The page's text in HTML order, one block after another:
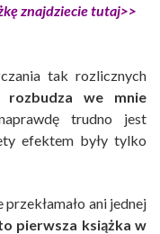
znajdziecie tutaj>>
tak rozlicznych
rozbudza we mnie
trudno jest
efektem były tylko
ani jednej
pierwsza książka w